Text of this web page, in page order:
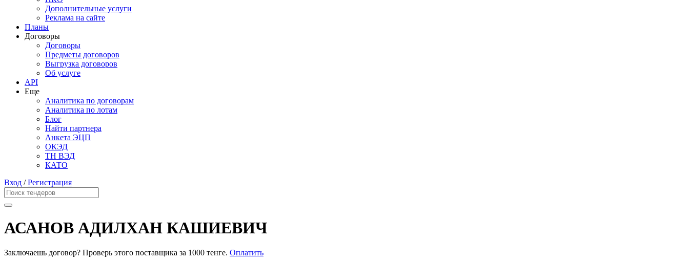
Дополнительные услуги
Реклама на сайте
Планы
Договоры
Договоры
Предметы договоров
Выгрузка договоров
Об услуге
API
Еще
Аналитика по договорам
Аналитика по лотам
Блог
Найти партнера
Анкета ЭЦП
ОКЭД
ТН ВЭД
КАТО
Вход /Регистрация
АСАНОВ АДИЛХАН КАШИЕВИЧ
Заключаешь договор? Проверь этого поставщика за 1000 тенге. Оплатить